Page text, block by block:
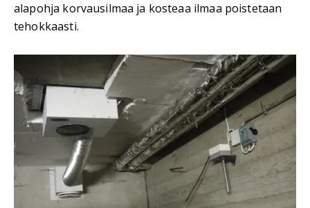
alapohja korvausilmaa ja kosteaa ilmaa poistetaan
tehokkaasti.